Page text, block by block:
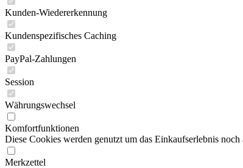
Kunden-Wiedererkennung
Kundenspezifisches Caching
PayPal-Zahlungen
Session
Währungswechsel
Komfortfunktionen
Diese Cookies werden genutzt um das Einkaufserlebnis
Merkzettel